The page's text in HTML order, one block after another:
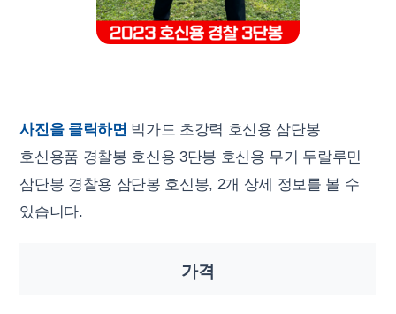
사진을 클릭하면 빅가드 초강력 호신용 삼단봉
호신용품 경찰봉 호신용 3단봉 호신용 무기 두랄루민
삼단봉 경찰용 삼단봉 호신봉, 2개 상세 정보를 볼 수
있습니다.
가격